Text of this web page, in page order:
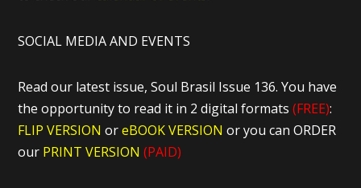
SOCIAL MEDIA AND EVENTS
Read our latest issue, Soul Brasil Issue 136. You have
the opportunity to read it in 2 digital formats(FREE):
FLIP VERSION oreBOOK VERSIONor you can ORDER
our PRINT VERSION (PAID)